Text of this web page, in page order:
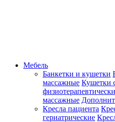
Мебель
Банкетки и кушетки
массажные Кушетки
массажные
Кресла пациента
гериатрические